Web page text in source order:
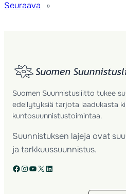
Seuraava »
Suomen Suunnistusliitto tukee
edellytyksiä tarjota laadukasta
kuntosuunnistustoimintaa.
Suunnistuksen lajeja ovat
ja tarkkuussuunnistus.
Facebook Instagram YouTube X LinkedIn